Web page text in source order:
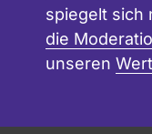
spiegelt sich
die
unseren